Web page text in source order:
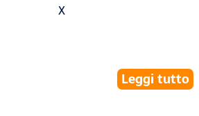
X
Leggi tutto